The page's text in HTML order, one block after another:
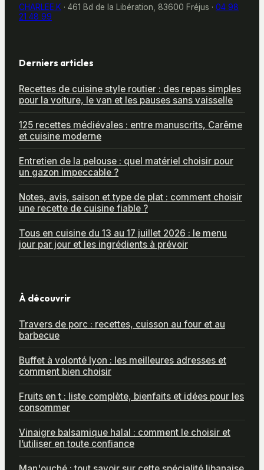
CHARLEE.K · 461 Bd de la Libération, 83600 Fréjus · 04 98
21 48 99
Derniers articles
Recettes de cuisine style routier : des repas simples
pour la voiture, le van et les pauses sans vaisselle
125 recettes médiévales : entre manuscrits, Carême
et cuisine moderne
Entretien de la pelouse : quel matériel choisir pour
un gazon impeccable ?
Notes, avis, saison et type de plat : comment choisir
une recette de cuisine fiable ?
Tous en cuisine du 13 au 17 juillet 2026 : le menu
jour par jour et les ingrédients à prévoir
À découvrir
Travers de porc : recettes, cuisson au four et au
barbecue
Buffet à volonté lyon : les meilleures adresses et
comment bien choisir
Fruits en t : liste complète, bienfaits et idées pour les
consommer
Vinaigre balsamique halal : comment le choisir et
l’utiliser en toute confiance